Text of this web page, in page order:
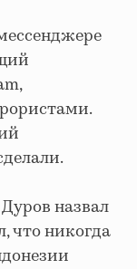
назвал
что никогда